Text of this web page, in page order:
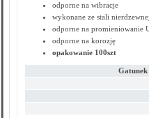
odporne na wibracje
wykonane ze stali
odporne na promieniowanie
odporne na korozję
opakowanie 100szt
Gatunek